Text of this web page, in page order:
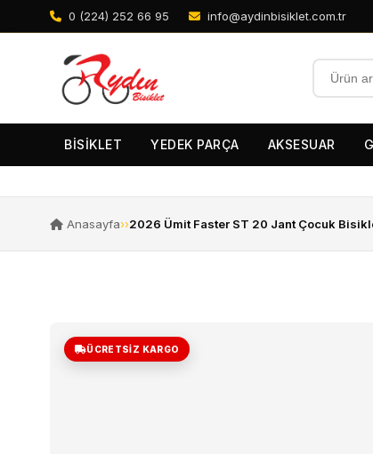
0 (224) 252 66 95 info@aydinbisiklet.com.tr
BİSİKLET YEDEK PARÇA AKSESUAR
Anasayfa››2026 Ümit Faster ST 20 Jant Çocuk
ÜCRETSIZ KARGO